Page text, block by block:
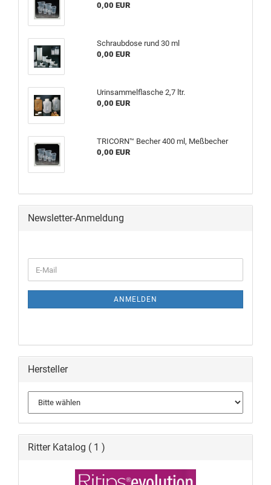
0,00 EUR
Schraubdose rund 30 ml
0,00 EUR
Urinsammelflasche 2,7 ltr.
0,00 EUR
TRICORN™ Becher 400 ml, Meßbecher
0,00 EUR
Newsletter-Anmeldung
ANMELDEN
Hersteller
Ritter Katalog ( 1 )